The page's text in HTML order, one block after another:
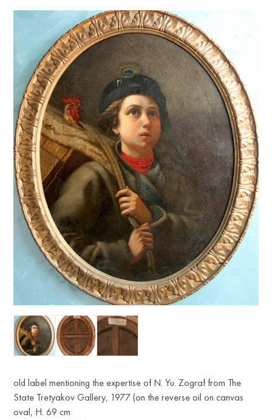
old label mentioning the expertise of N. Yu. Zograf from The
State Tretyakov Gallery, 1977 (on the reverse oil on canvas
oval, H. 69 cm